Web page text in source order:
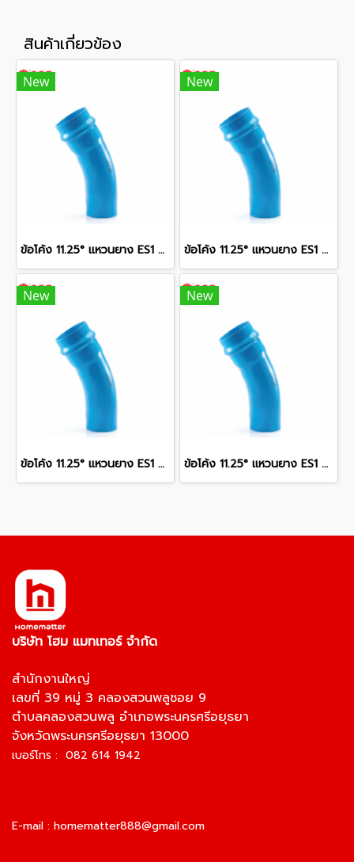
สินค้าเกี่ยวข้อง
New
ข้อโค้ง 11.25° แหวนยาง ES1 SCG ขนาด 400 มม. (16 นิ้ว ) ชั้น 13.5
New
ข้อโค้ง 11.25° แหวนยาง ES1 SCG ขนาด 300 มม. (12 นิ้ว ) ชั้น 13.5
New
ข้อโค้ง 11.25° แหวนยาง ES1 SCG ขนาด 350 มม. (14 นิ้ว ) ชั้น 13.5
New
ข้อโค้ง 11.25° แหวนยาง ES1 SCG ขนาด 250 มม. (10 นิ้ว ) ชั้น 13.5
บริษัท โฮม แมทเทอร์ จำกัด
สำนักงานใหญ่
เลขที่ 39 หมู่ 3 คลองสวนพลูซอย 9
ตำบลคลองสวนพลู อำเภอพระนครศรีอยุธยา
จังหวัดพระนครศรีอยุธยา 13000
เบอร์โทร : 082 614 1942
E-mail : homematter888@gmail.com